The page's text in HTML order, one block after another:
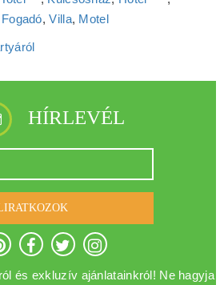
Fogadó,Villa, Motel
HÍRLEVÉL
és exkluzív ajánlatainkról! Ne hagyja